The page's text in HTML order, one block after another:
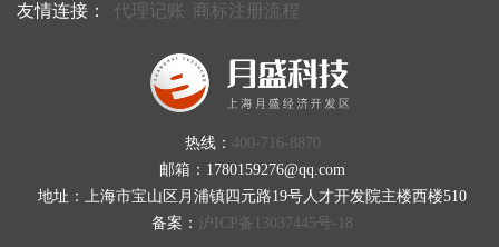
友情连接： 代理记账 商标注册流程
热线： 400-716-8870
邮箱：1780159276@qq.com
地址：上海市宝山区月浦镇四元路19号人才开发院主楼西楼510
备案： 沪ICP备13037445号-18